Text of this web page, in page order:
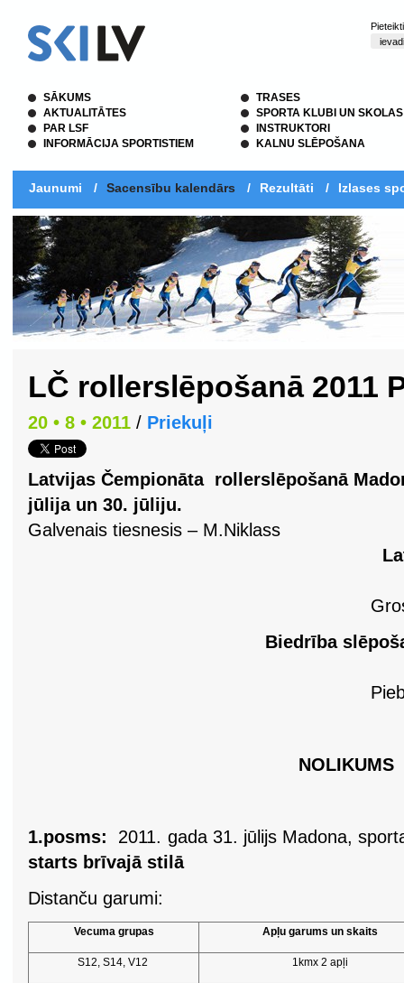
SĀKUMS
AKTUALITĀTES
PAR LSF
INFORMĀCIJA SPORTISTIEM
TRASES
SPORTA KLUBI UN SKOLAS
INSTRUKTORI
KALNU SLĒPOŠANA
Jaunumi / Sacensību kalendārs / Rezultāti / Izlases
LČ rollerslēpošanā 2011
20 • 8 • 2011 / Priekuļi
Latvijas Čempionāta rollerslēpošanā
jūlija un 30. jūliju.
Galvenais tiesnesis – M.Niklass
Biedrība
NOLIKUMS
1.posms:
2011. gada 31. jūlijs Madona,
starts brīvajā stilā
Distanču garumi:
Vecuma grupas Apļu garums un skaits
S12, S14, V12 1kmx 2 apļi